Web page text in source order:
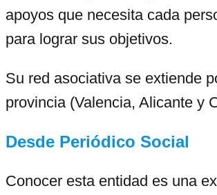
apoyos que necesita cada
para lograr sus objetivos.
Su red asociativa se extiende
provincia (Valencia, Alicante y
Desde Periódico Social
Conocer esta entidad es una